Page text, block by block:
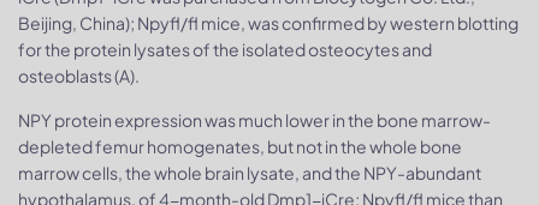
Beijing, China); Npyfl/fl mice, was confirmed by western blotting
for the protein lysates of the isolated osteocytes and
osteoblasts (A).
NPY protein expression was much lower in the bone marrow-
depleted femur homogenates, but not in the whole bone
marrow cells, the whole brain lysate, and the NPY-abundant
hypothalamus, of 4-month-old Dmp1-iCre; Npyfl/fl mice than